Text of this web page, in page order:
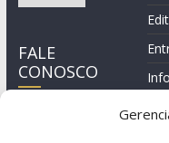
FALE
CONOSCO